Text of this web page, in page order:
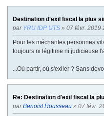
i
a
n
e
Destination d'exil fiscal la plus
par YRU IDP UTS » 07 févr. 2019
Pour les méchantes personnes
toujours ni légitime ni judicieuse
...Où partir, où s'exiler ? Sans
Re: Destination d'exil fiscal la
parBenoist Rousseau » 07 févr.